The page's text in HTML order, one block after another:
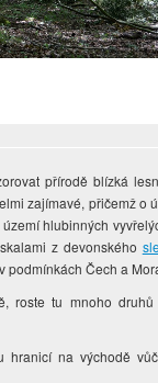
přírodě blízká
zajímavé, přičemž o
hlubinných
z devonského
Čech a
roste tu mnoho
na východě